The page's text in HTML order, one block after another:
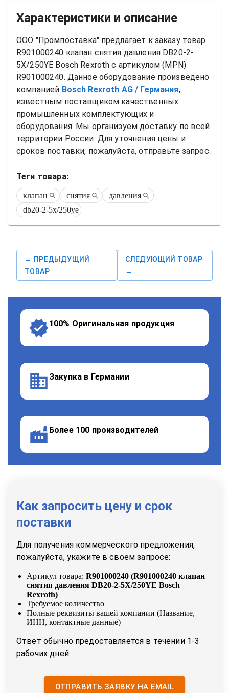
Характеристики и описание
ООО "Промпоставка" предлагает к заказу товар
R901000240 клапан снятия давления DB20-2-
5X/250YE Bosch Rexroth
R901000240. Данное оборудование произведено
компанией Bosch Rexroth AG / Германия,
известным поставщиком качественных
промышленных комплектующих и
оборудования. Мы организуем доставку по всей
территории России. Для уточнения цены и
сроков поставки, пожалуйста, отправьте запрос.
Теги товара:
клапан снятия
давления
db20-2-5x/250ye
← ПРЕДЫДУЩИЙ
ТОВАР
СЛЕДУЮЩИЙ ТОВАР
→
100% Оригинальная продукция
Закупка в Германии
Более 100 производителей
Как запросить цену и срок
поставки
Для получения коммерческого предложения,
пожалуйста, укажите в своем запросе:
Артикул товара: R901000240 (R901000240 клапан
снятия давления DB20-2-5X/250YE Bosch
Rexroth)
Требуемое количество
Полные реквизиты вашей компании (Название,
ИНН, контактные данные)
Ответ обычно предоставляется в течении 1-3
рабочих дней.
ОТПРАВИТЬ ЗАЯВКУ НА EMAIL